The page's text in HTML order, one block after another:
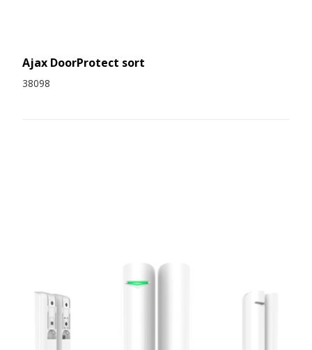
Ajax DoorProtect sort
38098